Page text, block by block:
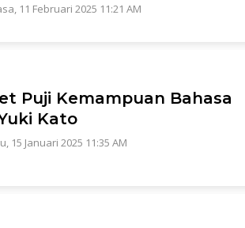
11 Februari 2025 11:21 AM
Puji Kemampuan Bahasa
Kato
15 Januari 2025 11:35 AM